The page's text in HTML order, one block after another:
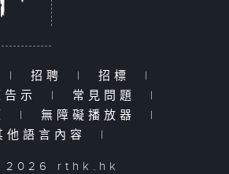
| 招聘 | 招標
|
告示
| 常見問題
|
| 無障礙播放器
|
他語言內容
|
2026 rthk.hk